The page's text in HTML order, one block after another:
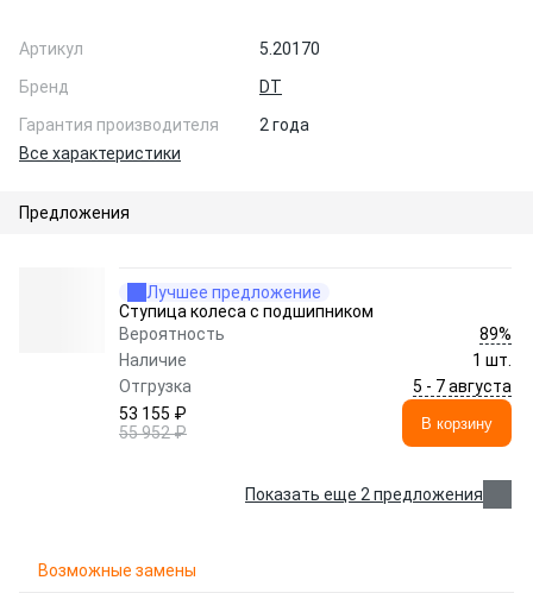
Артикул
5.20170
Бренд
DT
Гарантия производителя
2 года
Все характеристики
Предложения
Лучшее предложение
Ступица колеса с подшипником
Вероятность
89%
Наличие
1 шт.
Отгрузка
5 - 7 августа
53 155 ₽
55 952 ₽
В корзину
Показать еще 2 предложения
Возможные замены